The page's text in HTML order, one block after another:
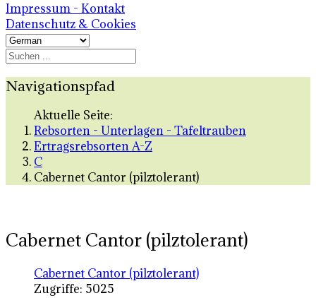
Impressum - Kontakt
Datenschutz & Cookies
Navigationspfad
Aktuelle Seite:
Rebsorten - Unterlagen - Tafeltrauben
Ertragsrebsorten A-Z
C
Cabernet Cantor (pilztolerant)
Cabernet Cantor (pilztolerant)
Cabernet Cantor (pilztolerant)
Zugriffe: 5025